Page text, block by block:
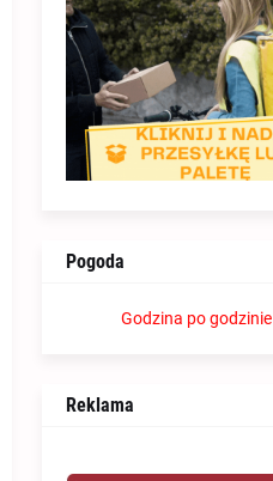
Pogoda
Godzina po godzinie
Reklama